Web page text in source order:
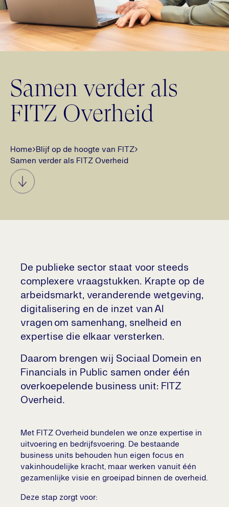
Samen verder als
FITZ Overheid
Home›Blijf op de hoogte van FITZ›
Samen verder als FITZ Overheid
De publieke sector staat voor steeds
complexere vraagstukken. Krapte op de
arbeidsmarkt, veranderende wetgeving,
digitalisering en de inzet van AI
vragen om samenhang, snelheid en
expertise die elkaar versterken.
Daarom brengen wij Sociaal Domein en
Financials in Public samen onder één
overkoepelende business unit: FITZ
Overheid.
Met FITZ Overheid bundelen we onze expertise in
uitvoering en bedrijfsvoering. De bestaande
business units behouden hun eigen focus en
vakinhoudelijke kracht, maar werken vanuit één
gezamenlijke visie en groeipad binnen de overheid.
Deze stap zorgt voor: